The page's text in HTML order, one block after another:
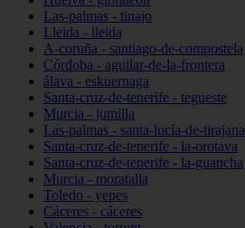
Las-palmas - tinajo
Lleida - lleida
A-coruña - santiago-de-compostela
Córdoba - aguilar-de-la-frontera
álava - eskuernaga
Santa-cruz-de-tenerife - tegueste
Murcia - jumilla
Las-palmas - santa-lucía-de-tirajana
Santa-cruz-de-tenerife - la-orotava
Santa-cruz-de-tenerife - la-guancha
Murcia - moratalla
Toledo - yepes
Cáceres - cáceres